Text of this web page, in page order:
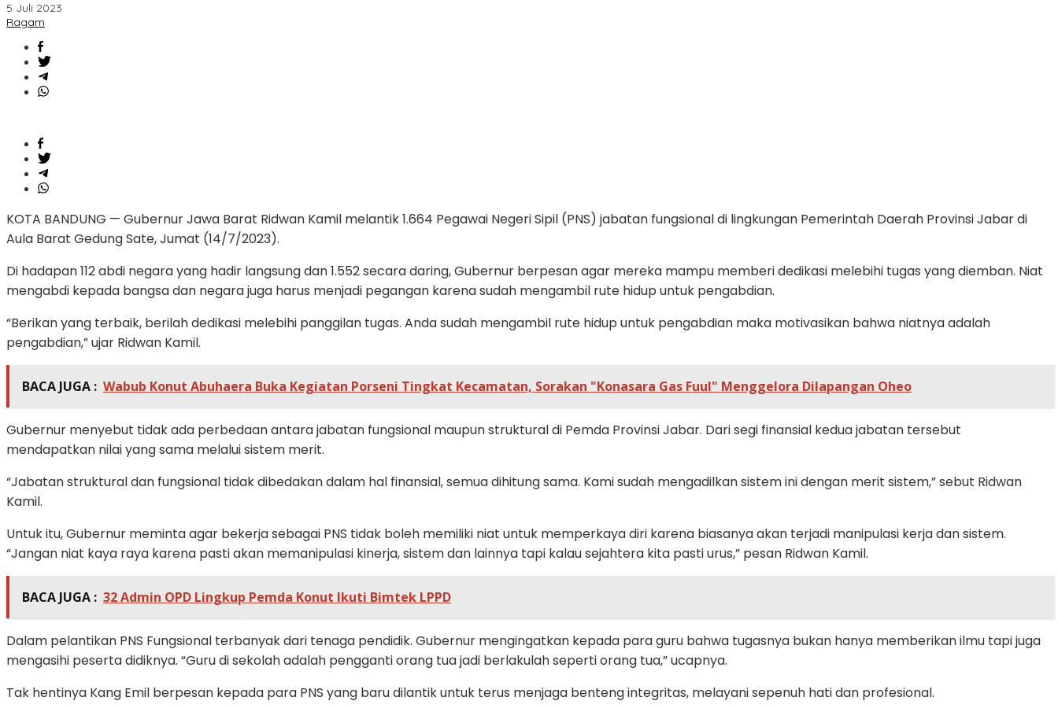
5 Juli 2023
Ragam
KOTA BANDUNG — Gubernur Jawa Barat Ridwan Kamil melantik 1.664 Pegawai Negeri Sipil (PNS) jabatan fungsional di lingkungan Pemerintah Daerah Provinsi Jabar di
Aula Barat Gedung Sate, Jumat (14/7/2023).
Di hadapan 112 abdi negara yang hadir langsung dan 1.552 secara daring, Gubernur berpesan agar mereka mampu memberi dedikasi melebihi tugas yang diemban. Niat
mengabdi kepada bangsa dan negara juga harus menjadi pegangan karena sudah mengambil rute hidup untuk pengabdian.
“Berikan yang terbaik, berilah dedikasi melebihi panggilan tugas. Anda sudah mengambil rute hidup untuk pengabdian maka motivasikan bahwa niatnya adalah
pengabdian,” ujar Ridwan Kamil.
BACA JUGA : Wabub Konut Abuhaera Buka Kegiatan Porseni Tingkat Kecamatan, Sorakan "Konasara Gas Fuul" Menggelora Dilapangan Oheo
Gubernur menyebut tidak ada perbedaan antara jabatan fungsional maupun struktural di Pemda Provinsi Jabar. Dari segi finansial kedua jabatan tersebut
mendapatkan nilai yang sama melalui sistem merit.
“Jabatan struktural dan fungsional tidak dibedakan dalam hal finansial, semua dihitung sama. Kami sudah mengadilkan sistem ini dengan merit sistem,” sebut Ridwan
Kamil.
Untuk itu, Gubernur meminta agar bekerja sebagai PNS tidak boleh memiliki niat untuk memperkaya diri karena biasanya akan terjadi manipulasi kerja dan sistem.
“Jangan niat kaya raya karena pasti akan memanipulasi kinerja, sistem dan lainnya tapi kalau sejahtera kita pasti urus,” pesan Ridwan Kamil.
BACA JUGA : 32 Admin OPD Lingkup Pemda Konut Ikuti Bimtek LPPD
Dalam pelantikan PNS Fungsional terbanyak dari tenaga pendidik. Gubernur mengingatkan kepada para guru bahwa tugasnya bukan hanya memberikan ilmu tapi juga
mengasihi peserta didiknya. “Guru di sekolah adalah pengganti orang tua jadi berlakulah seperti orang tua,” ucapnya.
Tak hentinya Kang Emil berpesan kepada para PNS yang baru dilantik untuk terus menjaga benteng integritas, melayani sepenuh hati dan profesional.